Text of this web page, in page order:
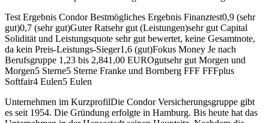
Test Ergebnis Condor Bestmögliches Ergebnis Finanztest0,9 (sehr
gut)0,7 (sehr gut)Guter Ratsehr gut (Leistungen)sehr gut Capital
Solidität und Leistungsquote sehr gut bewertet, keine Gesamtnote,
da kein Preis-Leistungs-Sieger1,6 (gut)Fokus Money Je nach
Berufsgruppe 1,23 bis 2,841,00 EUROgutsehr gut Morgen und
Morgen5 Sterne5 Sterne Franke und Bornberg FFF FFFplus
Softfair4 Eulen5 Eulen
Unternehmen im KurzprofilDie Condor Versicherungsgruppe gibt
es seit 1954. Die Gründung erfolgte in Hamburg. Bis heute hat das